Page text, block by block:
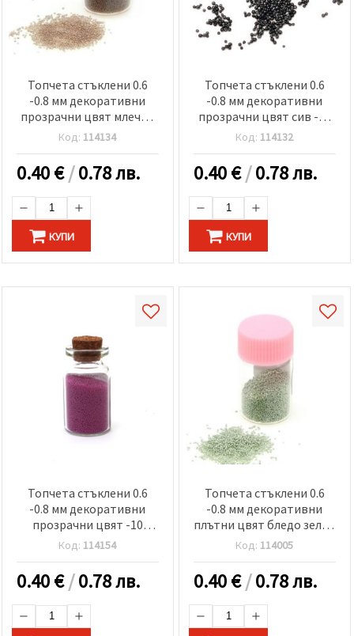
Топчета стъклени 0.6
-0.8 мм декоративни
прозрачни цвят млечно
кафяв -10 грама
Код: 114134
0.40€/0.78 лв.
КУПИ
Топчета стъклени 0.6
-0.8 мм декоративни
прозрачни цвят сив -10
грама
Код: 114132
0.40€/0.78 лв.
КУПИ
Топчета стъклени 0.6
-0.8 мм декоративни
прозрачни цвят -10
грама
Код: 114154
0.40€/0.78 лв.
Топчета стъклени 0.6
-0.8 мм декоративни
плътни цвят бледо зелен
-10 грама
Код: 114005
0.40€/0.78 лв.